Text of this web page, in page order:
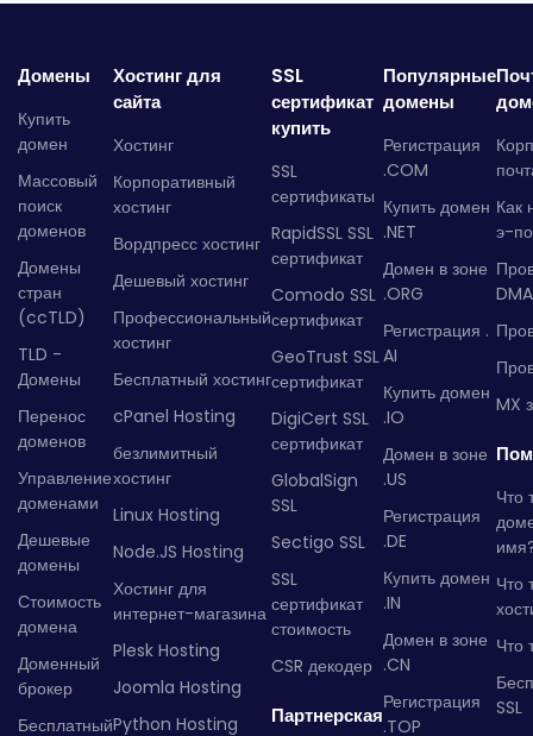
Домены
Купить
домен
Массовый
поиск
доменов
Домены
стран
(ccTLD)
TLD -
Домены
Перенос
доменов
Управление
доменами
Дешевые
домены
Стоимость
домена
Доменный
брокер
Бесплатный
Хостинг для
сайта
Хостинг
Корпоративный
хостинг
Вордпресс хостинг
Дешевый хостинг
Профессиональный
хостинг
Бесплатный хостинг
cPanel Hosting
безлимитный
хостинг
Linux Hosting
Node.JS Hosting
Хостинг для
интернет-магазина
Plesk Hosting
Joomla Hosting
Python Hosting
SSL
сертификат
купить
SSL
сертификаты
RapidSSL SSL
сертификат
Comodo SSL
сертификат
GeoTrust SSL
сертификат
DigiCert SSL
сертификат
GlobalSign
SSL
Sectigo SSL
SSL
сертификат
стоимость
CSR декодер
Партнерская
Популярные
домены
Регистрация
.COM
Купить домен
.NET
Домен в зоне
.ORG
Регистрация .
AI
Купить домен
.IO
Домен в зоне
.US
Регистрация
.DE
Купить домен
.IN
Домен в зоне
.CN
Регистрация
.TOP
Как
э-
MX
Что
Что
Что
SSL